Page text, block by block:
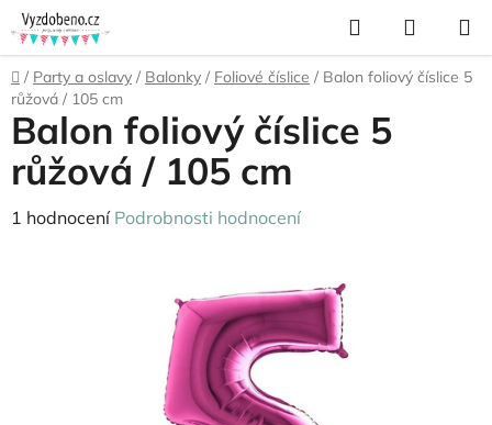
Přejít
na
obsah
Hledat
KOŠÍK
Domů
/ Party a oslavy / Balonky / Foliové číslice / Balon foliový číslice 5
růžová / 105 cm
Balon foliový číslice 5
růžová / 105 cm
Průměrné
1 hodnocení Podrobnosti hodnocení